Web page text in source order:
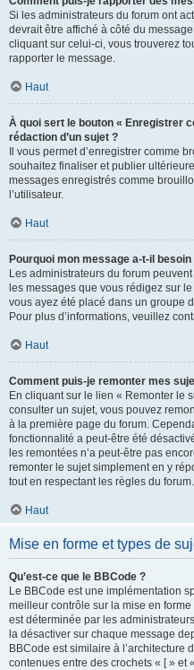
Si les administrateurs du forum ont
devrait être affiché à côté du
cliquant sur celui-ci, vous trouverez
rapporter le message.
Haut
À quoi sert le bouton « Enregistrer
rédaction d’un sujet ?
Il vous permet d’enregistrer comme
souhaitez finaliser et publier
messages enregistrés comme
l’utilisateur.
Haut
Pourquoi mon message a-t-il besoin
Les administrateurs du forum
les messages que vous rédigez sur
vous ayez été placé dans un groupe
Pour plus d’informations, veuillez
Haut
Comment puis-je remonter mes
En cliquant sur le lien « Remonter le
consulter un sujet, vous pouvez
à la première page du forum.
fonctionnalité a peut-être été
les remontées n’a peut-être pas
remonter le sujet simplement en y
tout en respectant les règles du forum.
Haut
Mise en forme et types de
Qu’est-ce que le BBCode ?
Le BBCode est une implémentation
meilleur contrôle sur la mise en forme
est déterminée par les
la désactiver sur chaque message
BBCode est similaire à l’architecture
contenues entre des crochets « [ » et